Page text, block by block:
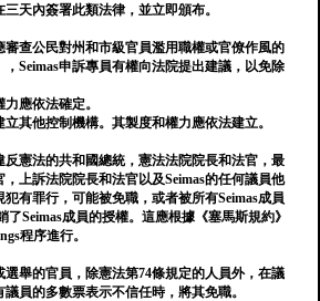
天內簽署此類法律，並立即頒布。
審查公民對州和市級官員濫用職權或官僚作風的
Seimas申訴專員有權向法院提出建議，以免除
應依法確定。
其他控制機構。其製度和權力應依法建立。
反憲法的共和國總統，憲法法院院長和法官，最
上訴法院院長和法官以及Seimas的任何議員他
有罪行，可能被免職，或者被所有Seimas成員
了Seimas成員的授權。這應根據《塞馬斯規約》
程序進行。
選舉的官員，除憲法第74條規定的人員外，在議
員的多數票表示不信任時，將其免職。